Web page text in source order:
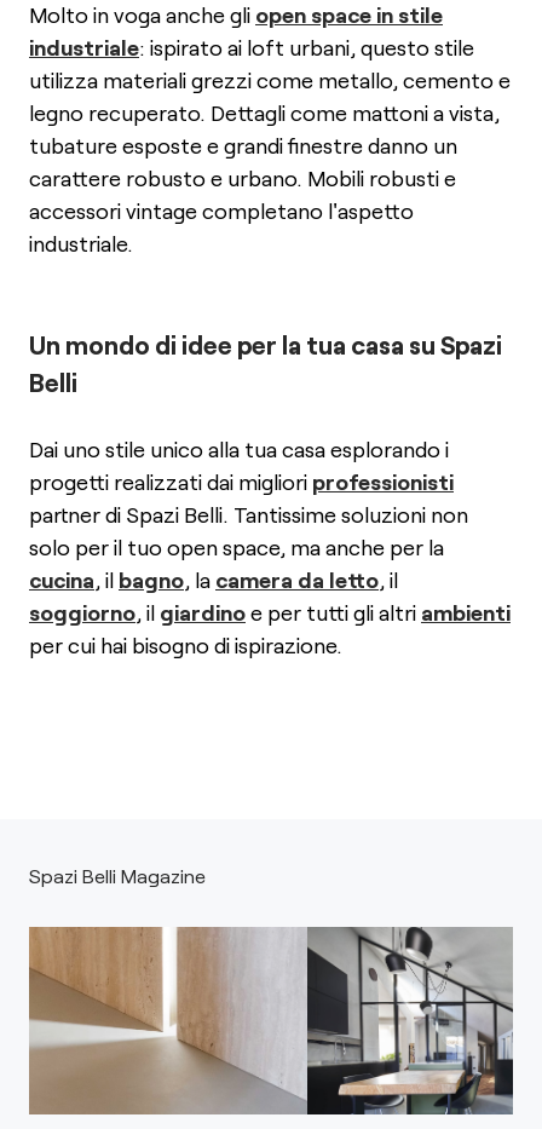
Molto in voga anche gli open space in stile
industriale: ispirato ai loft urbani, questo stile
utilizza materiali grezzi come metallo, cemento e
legno recuperato. Dettagli come mattoni a vista,
tubature esposte e grandi finestre danno un
carattere robusto e urbano. Mobili robusti e
accessori vintage completano l'aspetto
industriale.
Un mondo di idee per la tua casa su Spazi
Belli
Dai uno stile unico alla tua casa esplorando i
progetti realizzati dai migliori professionisti
partner di Spazi Belli. Tantissime soluzioni non
solo per il tuo open space, ma anche per la
cucina, il bagno, la camera da letto, il
soggiorno, il giardinoe per tutti gli altri ambienti
per cui hai bisogno di ispirazione.
Spazi Belli Magazine